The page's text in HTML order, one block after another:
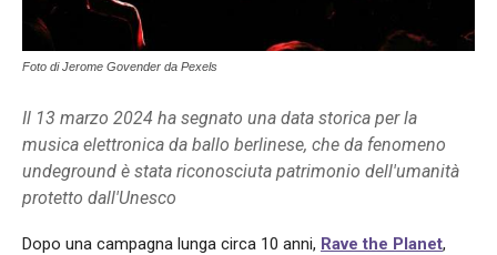
Foto di Jerome Govender da Pexels
Il 13 marzo 2024 ha segnato una data storica per la
musica elettronica da ballo berlinese, che da fenomeno
undeground è stata riconosciuta patrimonio dell'umanità
protetto dall'Unesco
Dopo una campagna lunga circa 10 anni, Rave the Planet,